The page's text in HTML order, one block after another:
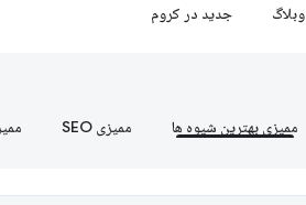
وبلاگ جدید در کروم
ممیزی بهترین شیوه ها ممیزی SEO